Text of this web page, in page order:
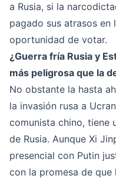
a Rusia, si la
pagado sus atrasos en
oportunidad de votar.
¿Guerra fría Rusia y
más peligrosa que la
No obstante la hasta
la invasión rusa a
comunista chino, tiene
de Rusia. Aunque Xi
presencial con Putin
con la promesa de que